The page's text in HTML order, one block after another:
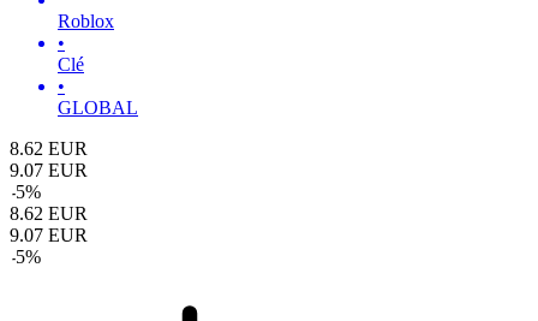
Roblox
•
Clé
•
GLOBAL
8.62 EUR
9.07 EUR
-5%
8.62 EUR
9.07 EUR
-5%